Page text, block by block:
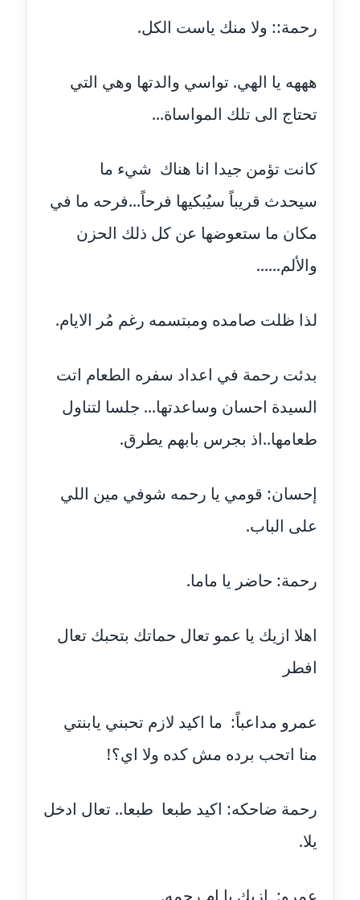
مدونة سعيد زعلوك
مدونة سلوى بدران
مدونة سلوي جلال
عاملة
عاملة
مدونة سمر ابراهيم
عاملة
عاملة
مدونة سهام كمال
مدونة سهر صيام
مدونة سهى الضاوي
عاملة
مدونة سهير عسكر
عاملة
مدونة سوزان بهنسي
عاملة
مدونة شادي الربابعة
رحمة:: ولا منك ياست الكل.
هههه يا الهي. تواسي والدتها وهي التي
تحتاج الى تلك المواساة...
كانت تؤمن جيدا انا هناك شيء ما
سيحدث قريباً سيُبكيها فرحاً...فرحه ما في
مكان ما ستعوضها عن كل ذلك الحزن
والألم......
لذا ظلت صامده ومبتسمه رغم مُر الايام.
بدئت رحمة في اعداد سفره الطعام اتت
السيدة احسان وساعدتها... جلسا لتناول
طعامها..اذ بجرس بابهم يطرق.
إحسان: قومي يا رحمه شوفي مين اللي
على الباب.
رحمة: حاضر يا ماما.
اهلا ازيك يا عمو تعال حماتك بتحبك تعال
افطر
عمرو مداعباً: ما اكيد لازم تحبني يابنتي
منا اتحب برده مش كده ولا اي؟!
رحمة ضاحكه: اكيد طبعا طبعا.. تعال ادخل
يلا.
عمرو: ازيك يا ام رحمه.